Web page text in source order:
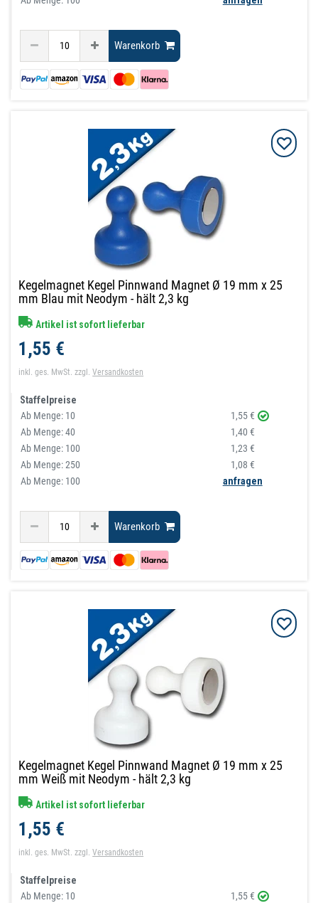
Warenkorb
Kegelmagnet Kegel Pinnwand Magnet Ø 19 mm x 25
mm Blau mit Neodym - hält 2,3 kg
Artikel ist sofort lieferbar
1,55 €
inkl. ges. MwSt. zzgl.Versandkosten
Staffelpreise
Ab Menge: 10
1,55 €
Ab Menge:40
1,40 €
Ab Menge: 100
1,23 €
Ab Menge:250
1,08 €
Ab Menge: 100
anfragen
Warenkorb
Kegelmagnet Kegel Pinnwand Magnet Ø 19 mm x 25
mm Weiß mit Neodym - hält 2,3 kg
Artikel ist sofort lieferbar
1,55 €
inkl. ges. MwSt. zzgl.Versandkosten
Staffelpreise
Ab Menge: 10
1,55 €